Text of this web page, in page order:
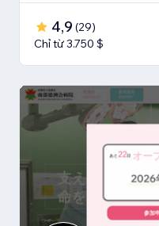
4,9 (29)
Chỉ từ 3.750 $